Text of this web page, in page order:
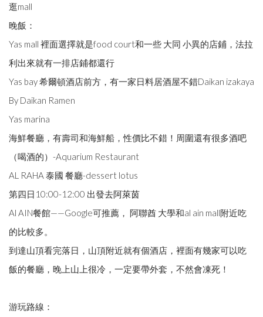
逛mall
晚飯：
Yas mall 裡面選擇就是food court和一些 大同 小異的店鋪，法拉
利出來就有一排店鋪都還行
Yas bay 希爾頓酒店前方，有一家日料居酒屋不錯Daikan izakaya
By Daikan Ramen
Yas marina
海鮮餐廳，有壽司和海鮮船，性價比不錯！周圍還有很多酒吧
（喝酒的）-Aquarium Restaurant
AL RAHA 泰國 餐廳-dessert lotus
第四日10:00-12:00 出發去阿萊茵
Al AIN餐館——Google可推薦， 阿聯酋 大學和al ain mall附近吃
的比較多。
到達山頂看完落日，山頂附近就有個酒店，裡面有幾家可以吃
飯的餐廳，晚上山上很冷，一定要帶外套，不然會凍死！
游玩路線：